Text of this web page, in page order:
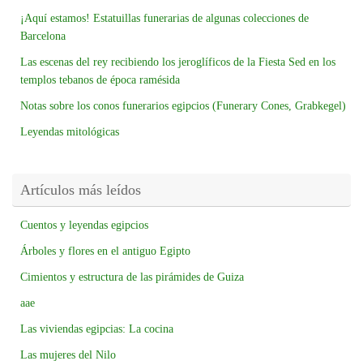
¡Aquí estamos! Estatuillas funerarias de algunas colecciones de
Barcelona
Las escenas del rey recibiendo los jeroglíficos de la Fiesta Sed en los
templos tebanos de época ramésida
Notas sobre los conos funerarios egipcios (Funerary Cones, Grabkegel)
Leyendas mitológicas
Artículos más leídos
Cuentos y leyendas egipcios
Árboles y flores en el antiguo Egipto
Cimientos y estructura de las pirámides de Guiza
aae
Las viviendas egipcias: La cocina
Las mujeres del Nilo